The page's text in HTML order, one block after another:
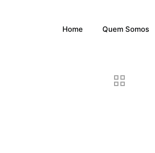
Home Quem Somos